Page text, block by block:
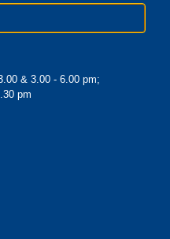
& 3.00 - 6.00 pm;
pm